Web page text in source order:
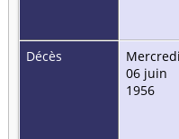
Décès
Mercredi
06 juin
1956